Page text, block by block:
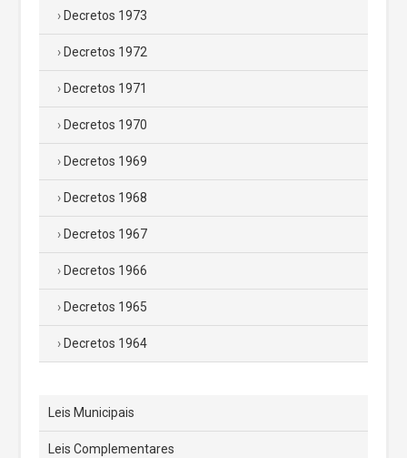
Decretos 1973
Decretos 1972
Decretos 1971
Decretos 1970
Decretos 1969
Decretos 1968
Decretos 1967
Decretos 1966
Decretos 1965
Decretos 1964
Leis Municipais
Leis Complementares